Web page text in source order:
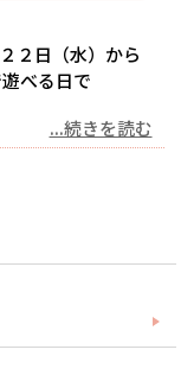
日（水）から
べる日で
...続きを読む